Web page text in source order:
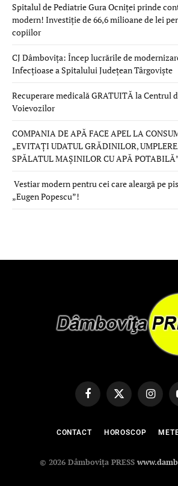
Spitalul de Pediatrie Gura Ocniței prinde
modern! Investiție de 66,6 milioane de lei
copiilor
CJ Dâmbovița: Încep lucrările de
Infecțioase a Spitalului Județean Târgoviște
Recuperare medicală GRATUITĂ la Centrul
Voievozilor
COMPANIA DE APĂ FACE APEL LA
„EVITAȚI UDATUL GRĂDINILOR,
SPĂLATUL MAȘINILOR CU APĂ
Vestiar modern pentru cei care aleargă pe
„Eugen Popescu”!
FacebookX
(Twitter)
CONTACT HOROSCOP
© 2026 Dâmbovița PRESS